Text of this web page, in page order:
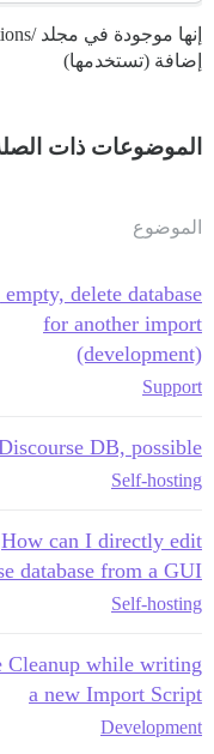
إضافة (تستخدمها)
الموضوعات ذات
الموضوع
delete database
for another import
(development)
Support
DB, possible?
Self-hosting
How can I directly edit
database from a GUI?
Self-hosting
Cleanup while writing
a new Import Script
Development